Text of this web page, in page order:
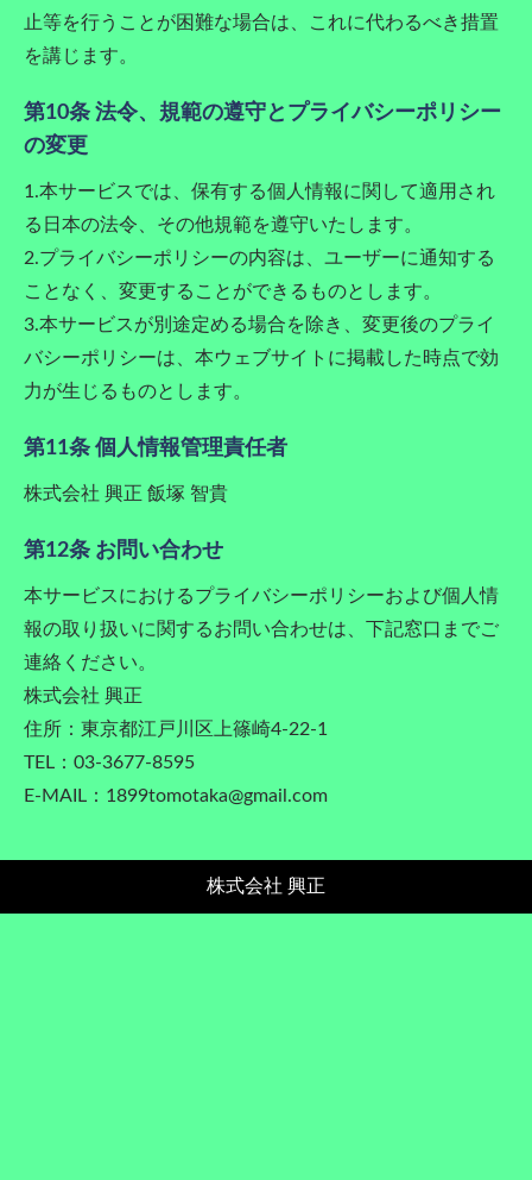
止等を行うことが困難な場合は、これに代わるべき措置
を講じます。
第10条 法令、規範の遵守とプライバシーポリシー
の変更
1.本サービスでは、保有する個人情報に関して適用され
る日本の法令、その他規範を遵守いたします。
2.プライバシーポリシーの内容は、ユーザーに通知する
ことなく、変更することができるものとします。
3.本サービスが別途定める場合を除き、変更後のプライ
バシーポリシーは、本ウェブサイトに掲載した時点で効
力が生じるものとします。
第11条 個人情報管理責任者
株式会社 興正 飯塚 智貴
第12条 お問い合わせ
本サービスにおけるプライバシーポリシーおよび個人情
報の取り扱いに関するお問い合わせは、下記窓口までご
連絡ください。
株式会社 興正
住所：東京都江戸川区上篠崎4-22-1
TEL：03-3677-8595
E-MAIL：1899tomotaka@gmail.com
株式会社 興正